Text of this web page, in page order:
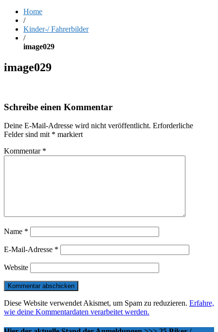
Home
/
Kinder-/ Fahrerbilder
/
image029
image029
Schreibe einen Kommentar
Deine E-Mail-Adresse wird nicht veröffentlicht. Erforderliche
Felder sind mit * markiert
Kommentar *
Name *
E-Mail-Adresse *
Website
Diese Website verwendet Akismet, um Spam zu reduzieren. Erfahre,
wie deine Kommentardaten verarbeitet werden.